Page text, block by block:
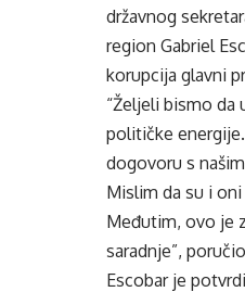
državnog
region Gabriel
korupcija glavni
“Željeli bismo da
političke
dogovoru s
Mislim da su i
Međutim, ovo je
saradnje”,
Escobar je